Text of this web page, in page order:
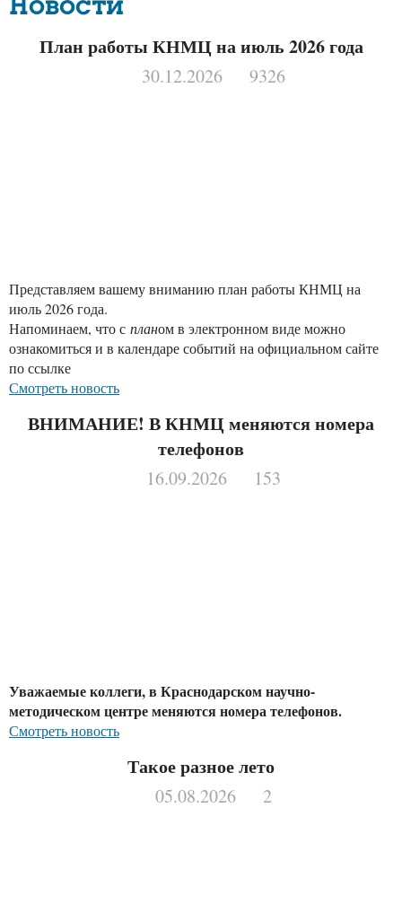
Новости
План работы КНМЦ на июль 2026 года
30.12.2026 9326
Представляем вашему вниманию план работы КНМЦ на
июль 2026 года.
Напоминаем, что с планом в электронном виде можно
ознакомиться и в календаре событий на официальном сайте
по ссылке
Смотреть новость
ВНИМАНИЕ! В КНМЦ меняются номера
телефонов
16.09.2026 153
Уважаемые коллеги, в Краснодарском научно-
методическом центре меняются номера телефонов.
Смотреть новость
Такое разное лето
05.08.2026 2